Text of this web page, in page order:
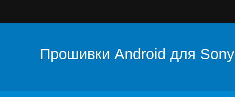
Прошивки Android для Sony